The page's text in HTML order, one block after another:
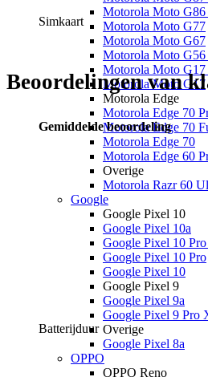
Motorola Moto G86
Motorola Moto G77
Motorola Moto G67
Motorola Moto G56
Motorola Moto G17
Motorola Moto G17
Motorola Edge
Motorola Edge 70
Motorola Edge 70
Motorola Edge 70
Motorola Edge 60
Overige
Motorola Razr 60
Google
Google Pixel 10
Google Pixel 10a
Google Pixel 10
Google Pixel 10 Pro
Google Pixel 10
Google Pixel 9
Google Pixel 9a
Google Pixel 9 Pro
Overige
Google Pixel 8a
OPPO
OPPO Reno
Simkaart
Beoordelingen van
Gemiddelde beoordeling
Batterijduur